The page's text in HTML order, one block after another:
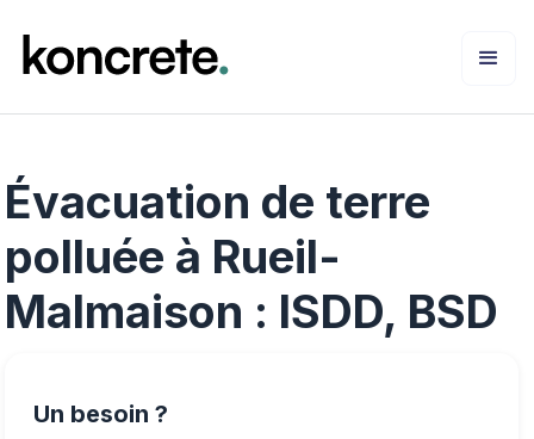
Évacuation de terre
polluée à Rueil-
Malmaison : ISDD, BSD
Un besoin ?